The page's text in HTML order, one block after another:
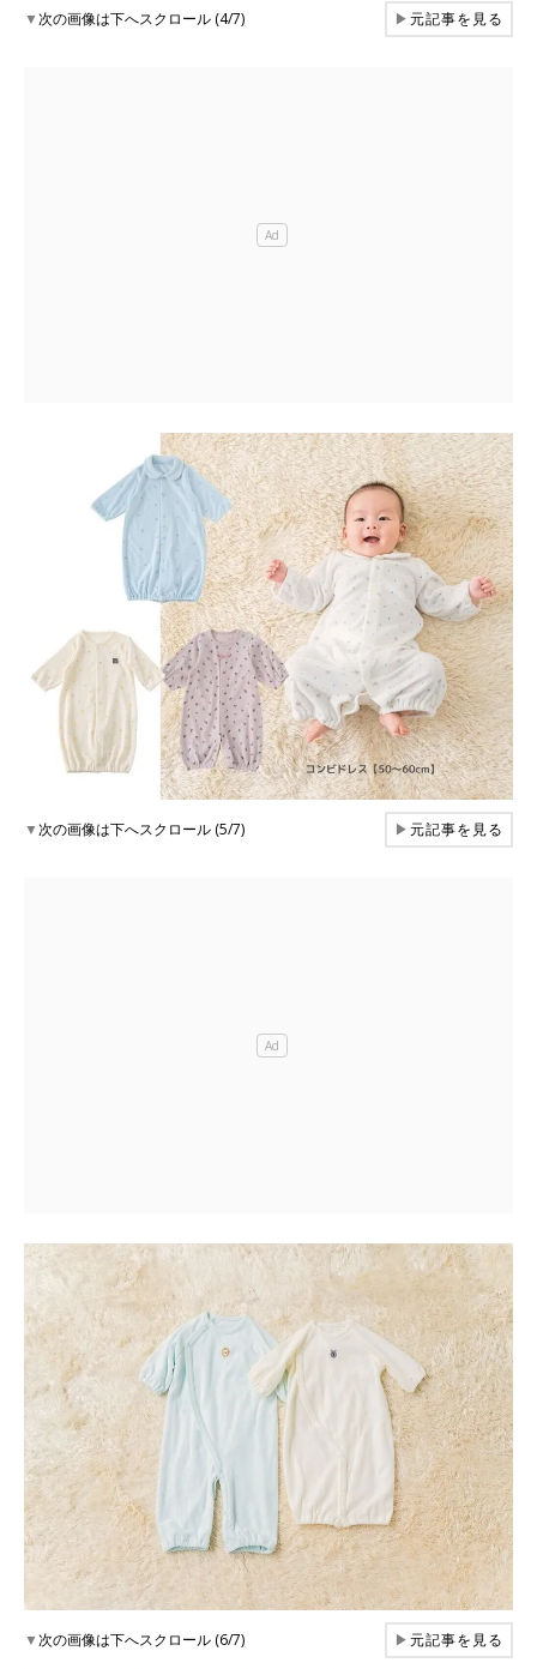
▼次の画像は下へスクロール (4/7) ▶元記事を見る
▼次の画像は下へスクロール (5/7) ▶元記事を見る
▼次の画像は下へスクロール (6/7) ▶元記事を見る